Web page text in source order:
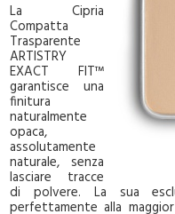
La Cipria
Compatta
Trasparente
ARTISTRY
EXACT FIT™
garantisce una
finitura
naturalmente
opaca,
assolutamente
naturale, senza
lasciare tracce
di polvere. La sua
perfettamente alla